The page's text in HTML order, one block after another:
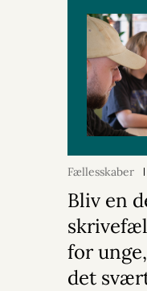
Fællesskaber
Bliv en
for
det